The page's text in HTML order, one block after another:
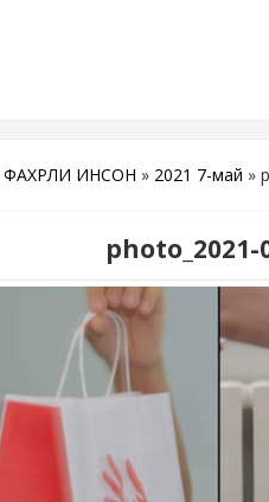
ФАХРЛИ ИНСОН » 2021 7-май »
photo_2021-